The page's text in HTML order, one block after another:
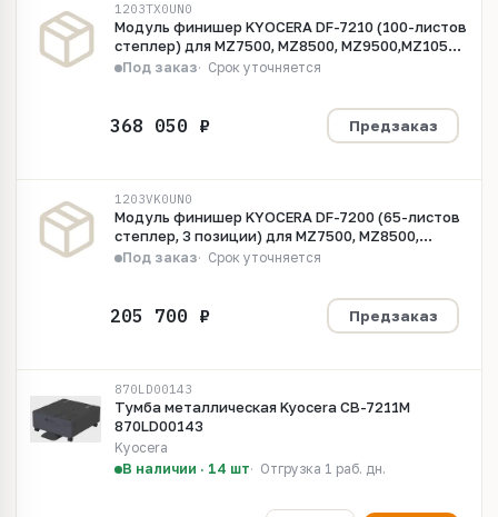
1203TX0UN0
Модуль финишер KYOCERA DF-7210 (100-листов
степлер) для MZ7500, MZ8500, MZ9500,MZ10500
1203TX0UN0
Под заказ Срок уточняется
Предзаказ
1203VK0UN0
Модуль финишер KYOCERA DF-7200 (65-листов
степлер, 3 позиции) для MZ7500, MZ8500,
MZ9500,MZ10500 1203VK0UN0
Под заказ Срок уточняется
Предзаказ
870LD00143
Тумба металлическая Kyocera CB-7211M
870LD00143
Kyocera
В наличии · 14 шт
Отгрузка 1 раб. дн.